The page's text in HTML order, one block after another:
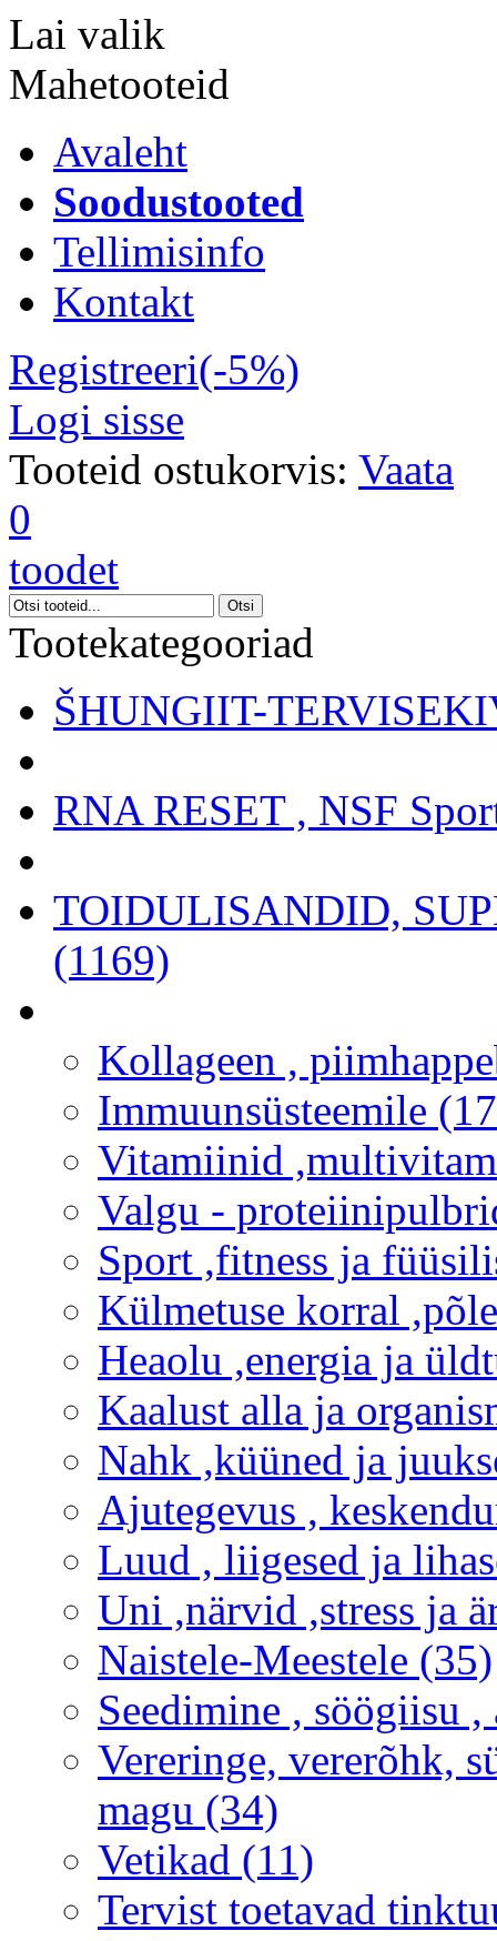
Lai valik
Mahetooteid
Avaleht
Soodustooted
Tellimisinfo
Kontakt
Registreeri(-5%)
Logi sisse
Tooteid ostukorvis: Vaata
0
toodet
Tootekategooriad
ŠHUNGIIT-
RNA RESET , NSF
TOIDULISANDID,
(1169)
Kollageen ,
Immuunsüsteemile
Vitamiinid
Valgu -
Sport ,fitness ja
Külmetuse korral
Heaolu ,energia ja
Kaalust alla ja
Nahk ,küüned ja
Ajutegevus ,
Luud , liigesed ja
Uni ,närvid ,stress ja
Naistele-Meestele (35)
Seedimine , söögiisu
Vereringe, vererõhk,
magu (34)
Vetikad (11)
Tervist toetavad